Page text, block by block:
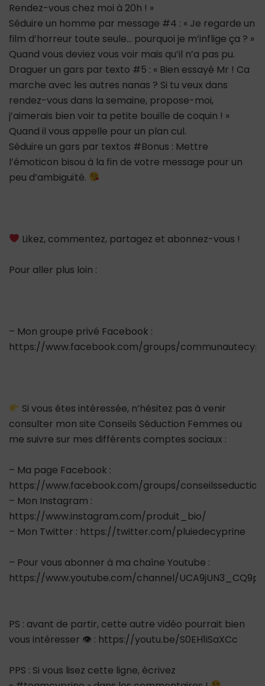
Rendez-vous chez moi à 20h ! »
Séduire un homme par message #4 : « Je regarde un
film d’horreur toute seule… pourquoi je m’inflige ça ? »
Quand vous deviez vous voir mais qu’il n’a pas pu.
Draguer un gars par texto #5 : « Bien essayé Mr ! Ca
marche avec les autres nanas ? Si tu veux dans
rendez-vous dans la semaine, propose-moi,
j’aimerais bien voir ta petite bouille de coquin ! »
Quand il vous appelle pour un plan cul.
Séduire un gars par textos #Bonus : Mettre
l’émoticon bisou à la fin de votre message pour un
peu d’ambiguïté.
Likez, commentez, partagez et abonnez-vous !
Pour aller plus loin :
– Mon groupe privé Facebook :
https://www.facebook.com/groups/
Si vous êtes intéressée, n’hésitez pas à venir
consulter mon site Conseils Séduction Femmes ou
me suivre sur mes différents comptes sociaux :
– Ma page Facebook :
https://www.facebook.com/groups/
– Mon Instagram :
https://www.instagram.com/produit_bio/
– Mon Twitter : https://twitter.com/pluiedecyprine
– Pour vous abonner à ma chaîne Youtube :
https://www.youtube.com/channel/
PS : avant de partir, cette autre vidéo pourrait bien
vous intéresser 👁 : https://youtu.be/S0EH1iSaXCc
PPS : Si vous lisez cette ligne, écrivez